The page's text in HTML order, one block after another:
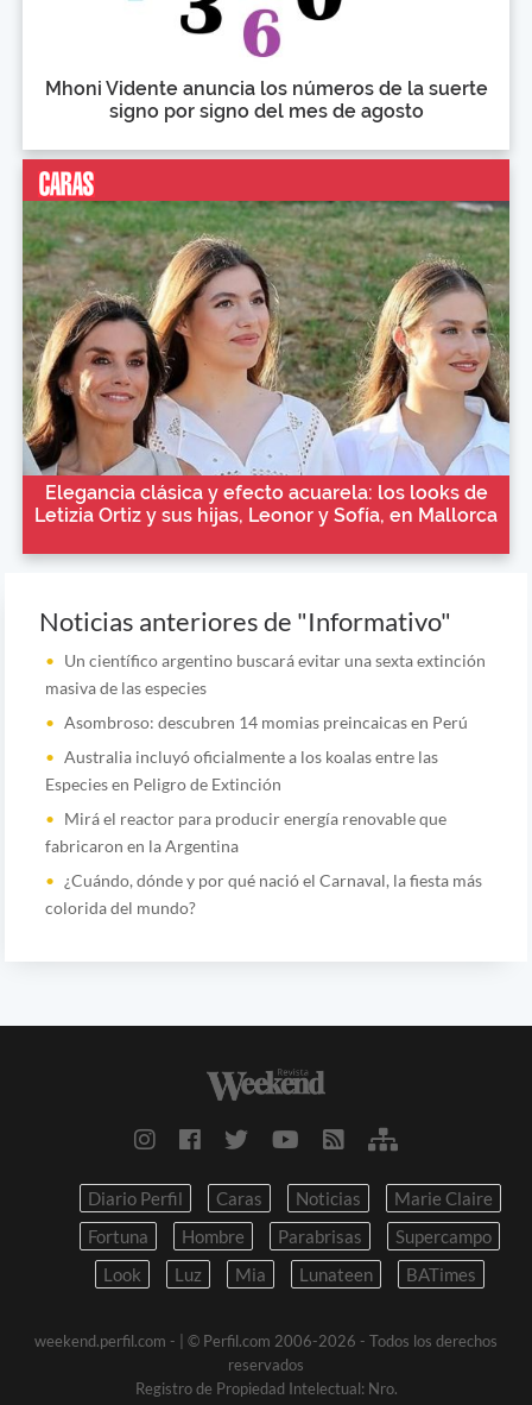
Mhoni Vidente anuncia los números de la suerte
signo por signo del mes de agosto
Elegancia clásica y efecto acuarela: los looks de
Letizia Ortiz y sus hijas, Leonor y Sofía, en Mallorca
Noticias anteriores de "Informativo"
Un científico argentino buscará evitar una sexta extinción
masiva de las especies
Asombroso: descubren 14 momias preincaicas en Perú
Australia incluyó oficialmente a los koalas entre las
Especies en Peligro de Extinción
Mirá el reactor para producir energía renovable que
fabricaron en la Argentina
¿Cuándo, dónde y por qué nació el Carnaval, la fiesta más
colorida del mundo?
Diario Perfil Caras Noticias
Marie Claire
Fortuna
Hombre Parabrisas
Supercampo
Look
Luz Mia Lunateen BATimes
weekend.perfil.com -
| © Perfil.com 2006-2026 - Todos los derechos
reservados
Registro de Propiedad Intelectual: Nro.